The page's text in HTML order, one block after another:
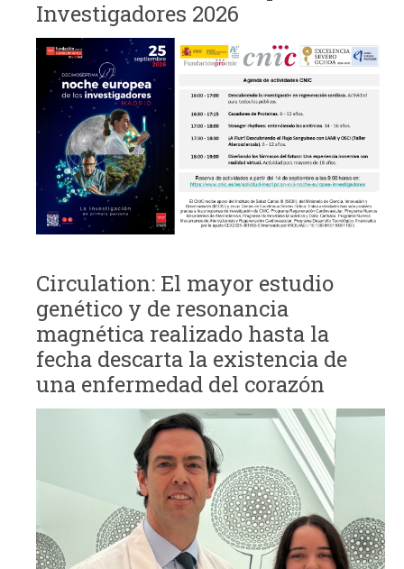
Investigadores 2026
Circulation: El mayor estudio
genético y de resonancia
magnética realizado hasta la
fecha descarta la existencia de
una enfermedad del corazón